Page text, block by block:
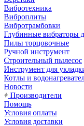
Вибротехника
Виброплиты
Вибротрамбовки
Глубинные вибраторы
Пилы торцовочные
Ручной инструмент
Строительный пылесос
Инструмент для
Котлы и
Новости
Производители
Помощь
Условия оплаты
Условия доставки